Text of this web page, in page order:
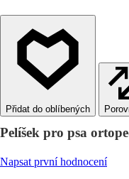
Pelíšek pro psa
Napsat první hodnocení